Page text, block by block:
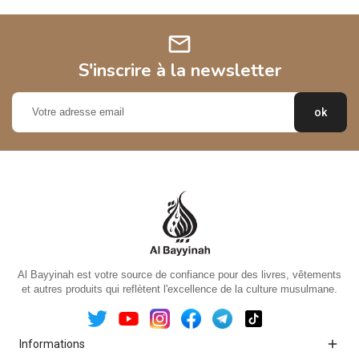
mail
S'inscrire à la newsletter
Al Bayyinah est votre source de confiance pour des livres, vêtements
et autres produits qui reflètent l'excellence de la culture musulmane.
Informations 